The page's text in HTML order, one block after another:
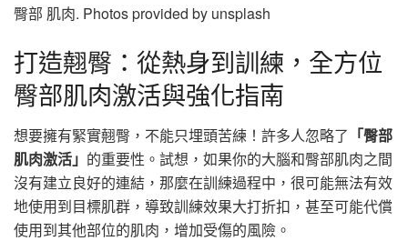
臀部 肌肉. Photos provided by unsplash
打造翹臀：從熱身到訓練，全方位
臀部肌肉激活與強化指南
想要擁有緊實翹臀，不能只埋頭苦練！許多人忽略了 「臀部
肌肉激活」 的重要性。試想，如果你的大腦和臀部肌肉之間
沒有建立良好的連結，那麼在訓練過程中，很可能無法有效
地使用到目標肌群，導致訓練效果大打折扣，甚至可能代償
使用到其他部位的肌肉，增加受傷的風險。